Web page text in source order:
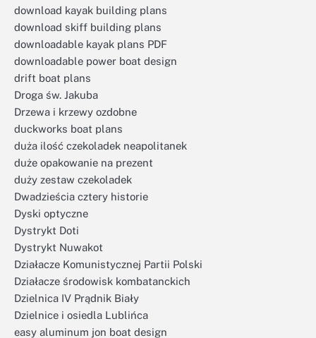
download kayak building plans
download skiff building plans
downloadable kayak plans PDF
downloadable power boat design
drift boat plans
Droga św. Jakuba
Drzewa i krzewy ozdobne
duckworks boat plans
duża ilość czekoladek neapolitanek
duże opakowanie na prezent
duży zestaw czekoladek
Dwadzieścia cztery historie
Dyski optyczne
Dystrykt Doti
Dystrykt Nuwakot
Działacze Komunistycznej Partii Polski
Działacze środowisk kombatanckich
Dzielnica IV Prądnik Biały
Dzielnice i osiedla Lublińca
easy aluminum jon boat design